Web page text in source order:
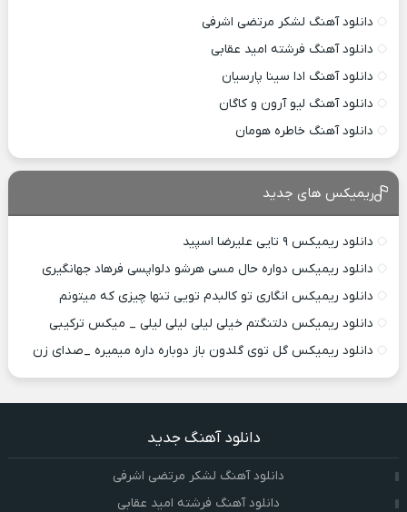
دانلود آهنگ لشکر مرتضی اشرفی
دانلود آهنگ فرشته امید عقابی
دانلود آهنگ ادا سینا پارسیان
دانلود آهنگ لیو آرون و کاگان
دانلود آهنگ خاطره هومان
ریمیکس های جدید
دانلود ریمیکس ۹ تایی علیرضا اسپید
دانلود ریمیکس دواره حال مسی هرشو دلواپسی فرهاد جهانگیری
دانلود ریمیکس انگاری تو کالبدم تویی تنها چیزی که میتونم
دانلود ریمیکس دلتنگتم خیلی لیلی لیلی لیلی _ میکس ترکیبی
دانلود ریمیکس گل توی گلدون باز دوباره داره میمیره _صدای زن
دانلود آهنگ جدید
دانلود آهنگ لشکر مرتضی اشرفی
دانلود آهنگ فرشته امید عقابی